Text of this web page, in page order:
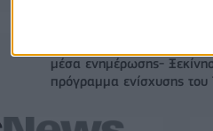
μέσα ενημέρωσης-
πρόγραμμα ενίσχυσης του